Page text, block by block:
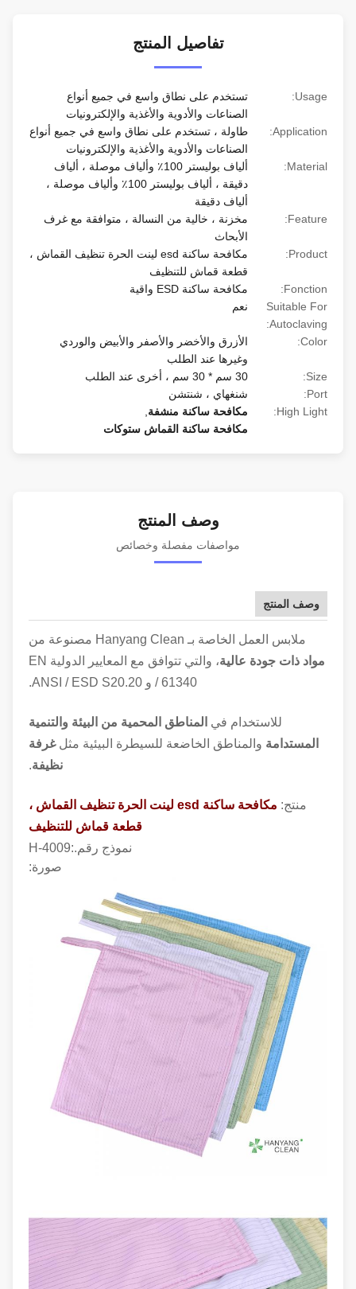
تفاصيل المنتج
Usage:
تستخدم على نطاق واسع في جميع أنواع
الصناعات والأدوية والأغذية والإلكترونيات
Application:
طاولة ، تستخدم على نطاق واسع في جميع أنواع
الصناعات والأدوية والأغذية والإلكترونيات
Material:
ألياف بوليستر 100٪ وألياف موصلة ، ألياف
دقيقة ، ألياف بوليستر 100٪ وألياف موصلة ،
ألياف دقيقة
Feature:
مخزنة ، خالية من النسالة ، متوافقة مع غرف
الأبحاث
Product:
مكافحة ساكنة esd لينت الحرة تنظيف القماش ،
قطعة قماش للتنظيف
Fonction:
مكافحة ساكنة ESD واقية
Suitable For
Autoclaving:
نعم
الأزرق والأخضر والأصفر والأبيض والوردي
وغيرها عند الطلب
شنغهاي ، شنتشن
High Light:
مكافحة ساكنة منشفة,
مكافحة ساكنة القماش ستوكات
وصف المنتج
مواصفات مفصلة وخصائص
وصف المنتج
ملابس العمل الخاصة بـ Hanyang Clean مصنوعة من
مواد ذات جودة عالية
، والتي تتوافق مع المعايير الدولية EN
/ 61340 و ANSI / ESD S20.20.
للاستخدام فيالمناطق المحمية من البيئة والتنمية
المستدامةوالمناطق الخاضعة للسيطرة البيئية مثلغرفة
نظيفة.
مكافحة ساكنة esd لينت الحرة تنظيف القماش ،
قطعة قماش للتنظيف
نموذج رقم.: H-4009
صورة: